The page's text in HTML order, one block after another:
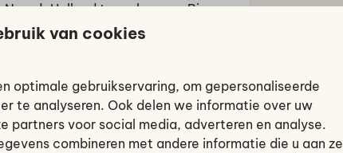
Holland te verkennen. Binnen
en beroemde markt, maar
van water en strand zijn het
Daarnaast starten vanaf het
te plaatsen.
van cookies
optimale gebruikservaring, om gepersonaliseerde
te analyseren. Ook delen we informatie over uw
partners voor social media, adverteren en analyse.
combineren met andere informatie die u aan ze